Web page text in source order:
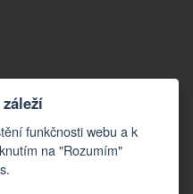
funkčnosti webu a k
na "Rozumím"